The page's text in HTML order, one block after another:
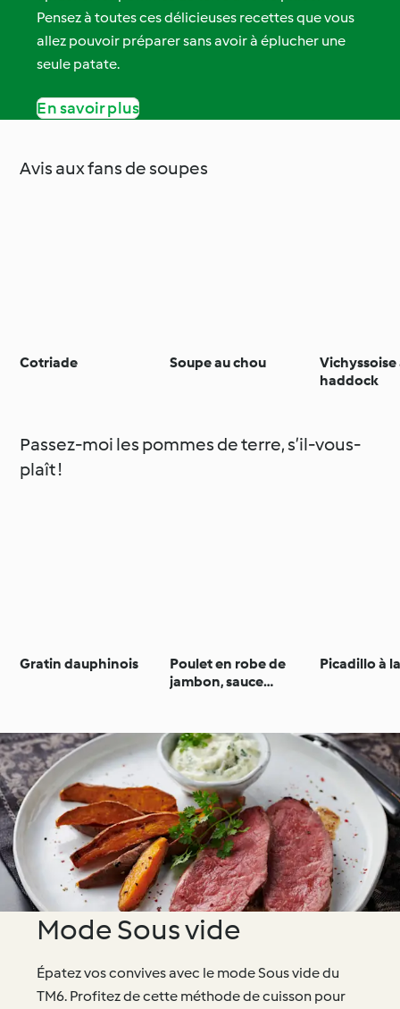
Pensez à toutes ces délicieuses recettes que vous
allez pouvoir préparer sans avoir à éplucher une
seule patate.
En savoir plus
Avis aux fans de soupes
Cotriade Soupe au chou
Vichyssoise
haddock
Passez-moi les pommes de terre, s’il-vous-
plaît !
Gratin dauphinois
Poulet en robe de
jambon, sauce
Picadillo à
Mode Sous vide
Épatez vos convives avec le mode Sous vide du
TM6. Profitez de cette méthode de cuisson pour